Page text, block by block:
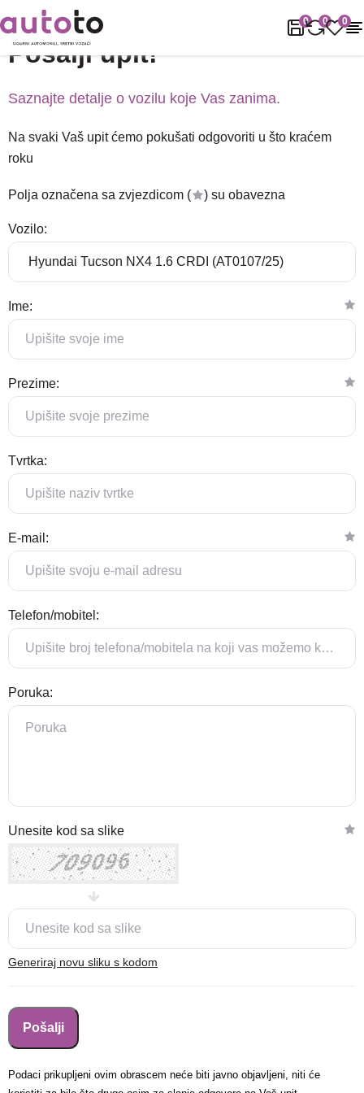
0 0 0
Naslovnica Podrška
Pošalji upit!
Saznajte detalje o vozilu koje Vas zanima.
Na svaki Vaš upit ćemo pokušati odgovoriti u što kraćem
roku
Polja označena sa zvjezdicom ( ) su obavezna
Vozilo:
Ime:
Prezime:
Tvrtka:
E-mail:
Telefon/mobitel:
Poruka:
Generiraj novu sliku s kodom
Unesite kod sa slike
Podaci prikupljeni ovim obrascem neće biti javno objavljeni, niti će
avenija 102, Resnik
Brza pretraga